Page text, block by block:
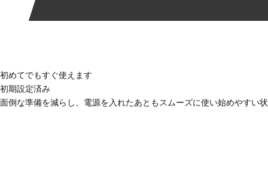
初めてでもすぐ使えます
初期設定済み
面倒な準備を減らし、電源を入れたあともスムーズに使い始めやすい